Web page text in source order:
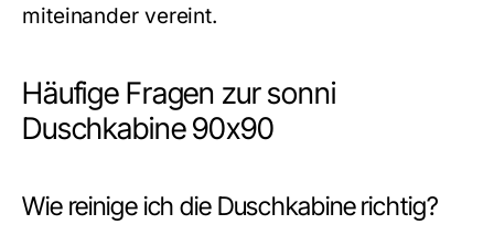
miteinander vereint.
Häufige Fragen zur sonni
Duschkabine 90x90
Wie reinige ich die Duschkabine richtig?